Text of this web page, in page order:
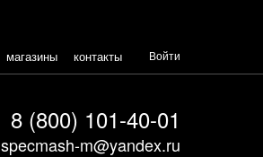
магазины контакты Войти
8 (800) 101-40-01
specmash-m@yandex.ru